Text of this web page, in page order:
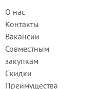
О нас
Контакты
Вакансии
Совместным
закупкам
Скидки
Преимущества